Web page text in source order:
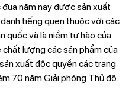
năm nay được sản xuất
tiếng quen thuộc với các
quốc và là niềm tự hào của
chất lượng các sản phẩm của
xuất độc quyền các trang
70 năm Giải phóng Thủ đô.